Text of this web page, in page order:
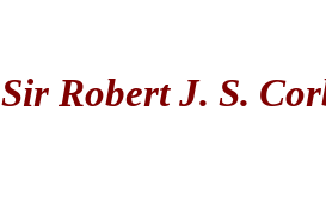
Sir Robert J. S.